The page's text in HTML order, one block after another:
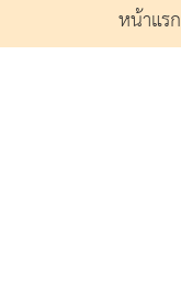
หน้าแรก